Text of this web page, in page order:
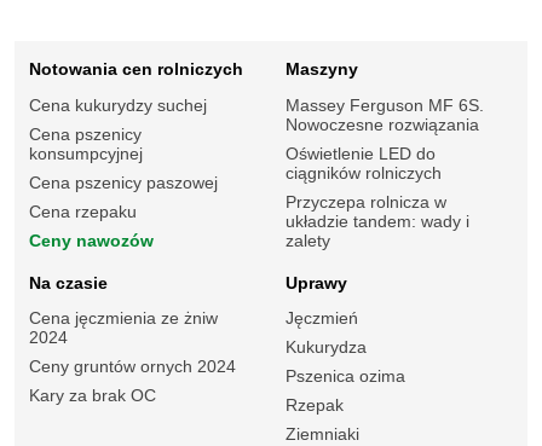
Notowania cen rolniczych
Cena kukurydzy suchej
Cena pszenicy
konsumpcyjnej
Cena pszenicy paszowej
Cena rzepaku
Ceny nawozów
Maszyny
Massey Ferguson MF 6S.
Nowoczesne rozwiązania
Oświetlenie LED do
ciągników rolniczych
Przyczepa rolnicza w
układzie tandem: wady i
zalety
Na czasie
Cena jęczmienia ze żniw
2024
Ceny gruntów ornych 2024
Kary za brak OC
Uprawy
Jęczmień
Kukurydza
Pszenica ozima
Rzepak
Ziemniaki